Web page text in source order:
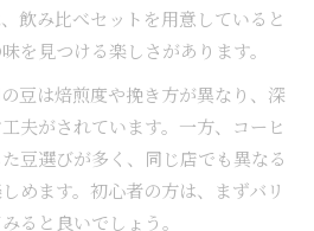
飲み比べセットを用意していると
を見つける楽しさがあります。
豆は焙煎度や挽き方が異なり、深
夫がされています。一方、コーヒ
豆選びが多く、同じ店でも異なる
めます。初心者の方は、まずバリ
ると良いでしょう。